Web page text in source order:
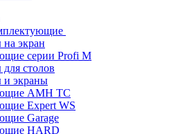
на экран
серии Profi M
столов
и экраны
AMH TC
Expert WS
Garage
HARD